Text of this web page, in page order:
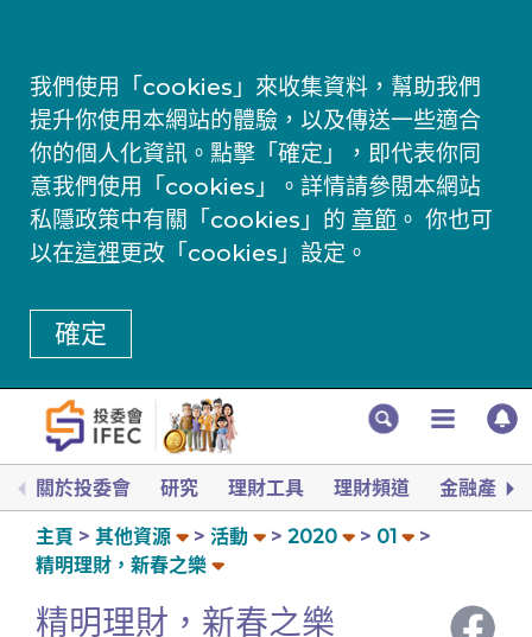
我們使用「cookies」來收集資料，幫助我們
提升你使用本網站的體驗，以及傳送一些適合
你的個人化資訊。點擊「確定」，即代表你同
意我們使用「cookies」。詳情請參閱本網站
私隱政策中有關「cookies」的 章節 。 你也可
以在這裡更改「cookies」設定。
確定
關於投委會 研究 理財工具 理財頻道 金融產品
主頁 其他資源 活動 2020
01
精明理財，新春之樂
精明理財，新春之樂